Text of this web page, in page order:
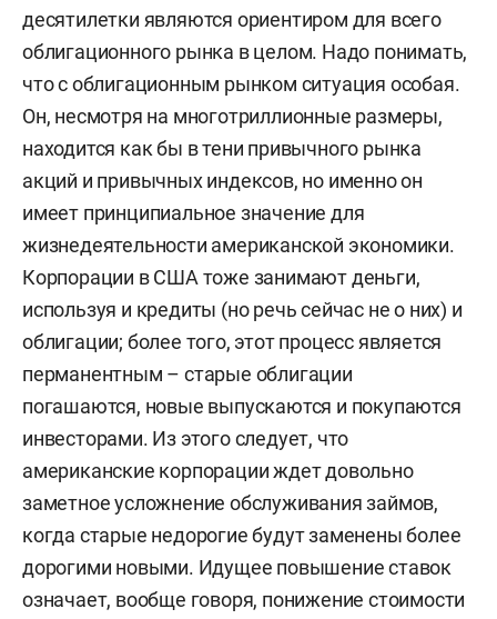
десятилетки являются ориентиром для всего
облигационного рынка в целом. Надо понимать,
что с облигационным рынком ситуация особая.
Он, несмотря на многотриллионные размеры,
находится как бы в тени привычного рынка
акций и привычных индексов, но именно он
имеет принципиальное значение для
жизнедеятельности американской экономики.
Корпорации в США тоже занимают деньги,
используя и кредиты (но речь сейчас не о них) и
облигации; более того, этот процесс является
перманентным – старые облигации
погашаются, новые выпускаются и покупаются
инвесторами. Из этого следует, что
американские корпорации ждет довольно
заметное усложнение обслуживания займов,
когда старые недорогие будут заменены более
дорогими новыми. Идущее повышение ставок
означает, вообще говоря, понижение стоимости